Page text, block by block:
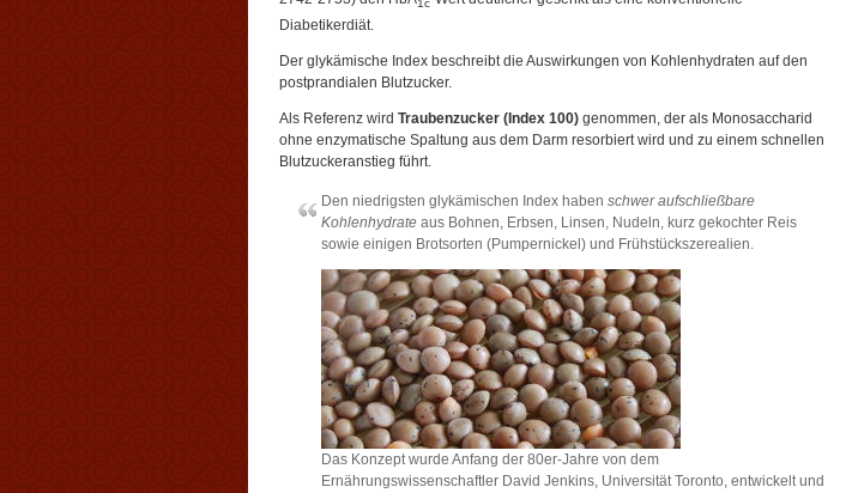
1c
Diabetikerdiät.
Der glykämische Index beschreibt die Auswirkungen von Kohlenhydraten auf den
postprandialen Blutzucker.
Als Referenz wird Traubenzucker (Index 100) genommen, der als Monosaccharid
ohne enzymatische Spaltung aus dem Darm resorbiert wird und zu einem schnellen
Blutzuckeranstieg führt.
Den niedrigsten glykämischen Index haben schwer aufschließbare
Kohlenhydrate aus Bohnen, Erbsen, Linsen, Nudeln, kurz gekochter Reis
sowie einigen Brotsorten (Pumpernickel) und Frühstückszerealien.
Das Konzept wurde Anfang der 80er-Jahre von dem
Ernährungswissenschaftler David Jenkins, Universität Toronto, entwickelt und